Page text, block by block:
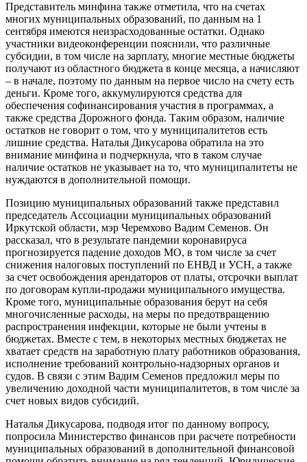
Представитель минфина также отметила, что на счетах
многих муниципальных образований, по данным на 1
сентября имеются неизрасходованные остатки. Однако
участники видеоконференции пояснили, что различные
субсидии, в том числе на зарплату, многие местные бюджеты
получают из областного бюджета в конце месяца, а начисляют
– в начале, поэтому по данным на первое число на счету есть
деньги. Кроме того, аккумулируются средства для
обеспечения софинансирования участия в программах, а
также средства Дорожного фонда. Таким образом, наличие
остатков не говорит о том, что у муниципалитетов есть
лишние средства. Наталья Дикусарова обратила на это
внимание минфина и подчеркнула, что в таком случае
наличие остатков не указывает на то, что муниципалитеты не
нуждаются в дополнительной помощи.
Позицию муниципальных образований также представил
председатель Ассоциации муниципальных образований
Иркутской области, мэр Черемхово Вадим Семенов. Он
рассказал, что в результате пандемии коронавируса
прогнозируется падение доходов МО, в том числе за счет
снижения налоговых поступлений по ЕНВД и УСН, а также
за счет освобождения арендаторов от платы, отсрочки выплат
по договорам купли-продажи муниципального имущества.
Кроме того, муниципальные образования берут на себя
многочисленные расходы, на меры по предотвращению
распространения инфекции, которые не были учтены в
бюджетах. Вместе с тем, в некоторых местных бюджетах не
хватает средств на заработную плату работников образования,
исполнение требований контрольно-надзорных органов и
судов. В связи с этим Вадим Семенов предложил меры по
увеличению доходной части муниципалитетов, в том числе за
счет новых видов субсидий.
Наталья Дикусарова, подводя итог по данному вопросу,
попросила Министерство финансов при расчете потребности
муниципальных образований в дополнительной финансовой